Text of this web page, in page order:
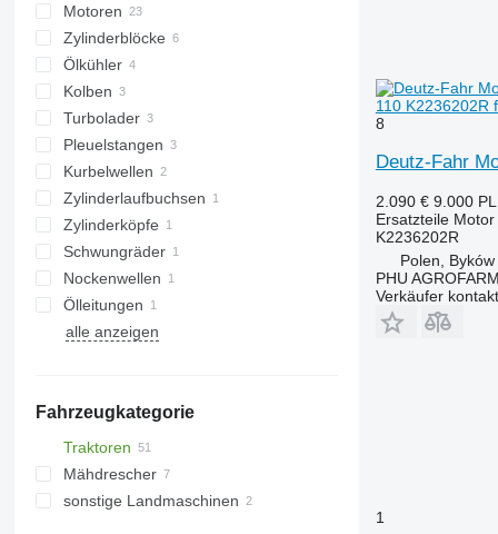
Motoren
Zylinderblöcke
Ölkühler
Kolben
Turbolader
Pleuelstangen
Kurbelwellen
Zylinderlaufbuchsen
Zylinderköpfe
Schwungräder
Nockenwellen
Ölleitungen
alle anzeigen
Fahrzeugkategorie
Traktoren
Radtraktoren
Mähdrescher
Getreideernter
sonstige Landmaschinen
110 K2236202R
8
Deutz-Fahr
2.090 € 9.000
Ersatzteile
K2236202R
Polen, Byków
PHU AGROFARM
Verkäufer
1